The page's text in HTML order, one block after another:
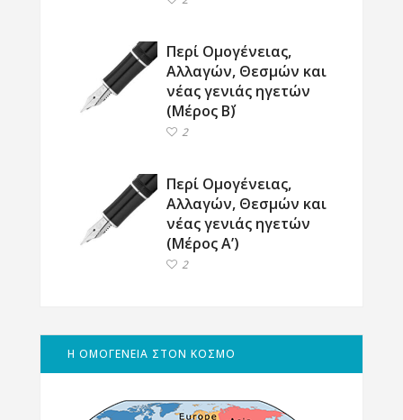
Περί Ομογένειας,
Αλλαγών, Θεσμών και
νέας γενιάς ηγετών
(Μέρος Β΄)
2
Περί Ομογένειας,
Αλλαγών, Θεσμών και
νέας γενιάς ηγετών
(Μέρος Α’)
2
Η ΟΜΟΓΕΝΕΙΑ ΣΤΟΝ ΚΟΣΜΟ